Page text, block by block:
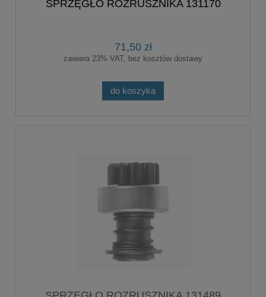
SPRZĘGŁO ROZRUSZNIKA 131170
71,50 zł
zawiera 23% VAT, bez kosztów dostawy
do koszyka